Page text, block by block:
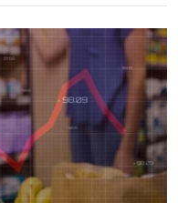
θα κυμανθεί στα $80-
εξελίξεις στη
07-08-2026
και Τουρκία
αμοιβαία άμυνα
07-08-2026